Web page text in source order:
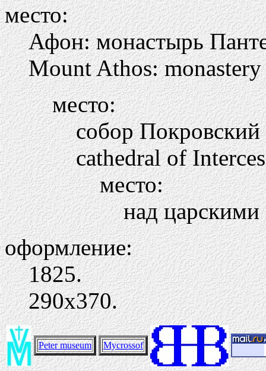
место:
Афон: монастырь
Mount Athos:
место:
собор Покровский
cathedral of
место:
над царскими
оформление:
1825.
290х370.
Peter museum Mycrossof